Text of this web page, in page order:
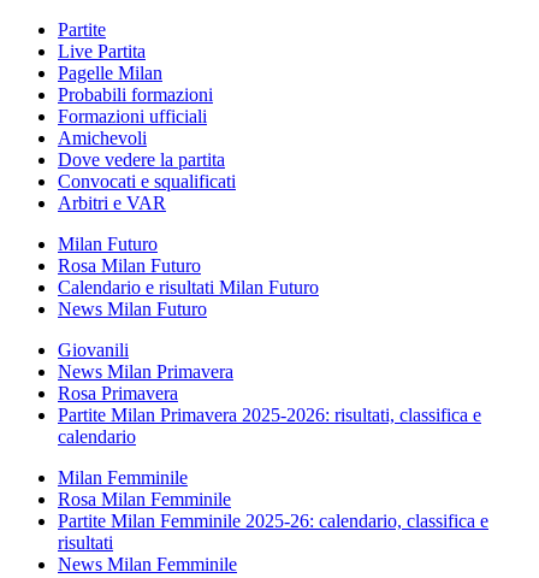
Partite
Live Partita
Pagelle Milan
Probabili formazioni
Formazioni ufficiali
Amichevoli
Dove vedere la partita
Convocati e squalificati
Arbitri e VAR
Milan Futuro
Rosa Milan Futuro
Calendario e risultati Milan Futuro
News Milan Futuro
Giovanili
News Milan Primavera
Rosa Primavera
Partite Milan Primavera 2025-2026: risultati, classifica e
calendario
Milan Femminile
Rosa Milan Femminile
Partite Milan Femminile 2025-26: calendario, classifica e
risultati
News Milan Femminile